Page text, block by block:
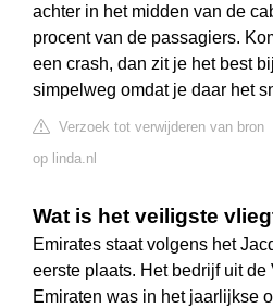
achter in het midden van de
procent van de passagiers.
een crash, dan zit je het best
simpelweg omdat je daar het
Verzoek tot verwijderen van bron
op linda.nl
Wat is het veiligste
Emirates staat volgens het
eerste plaats. Het bedrijf uit
Emiraten was in het jaarlijkse